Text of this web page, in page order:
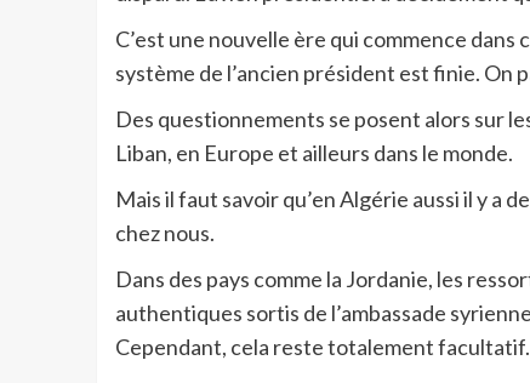
C’est une nouvelle ère qui commence
système de l’ancien président est finie. On
Des questionnements se posent alors sur
Liban, en Europe et ailleurs dans le monde.
Mais il faut savoir qu’en Algérie aussi il y a
chez nous.
Dans des pays comme la Jordanie, les
authentiques sortis de l’ambassade
Cependant, cela reste totalement facultatif.